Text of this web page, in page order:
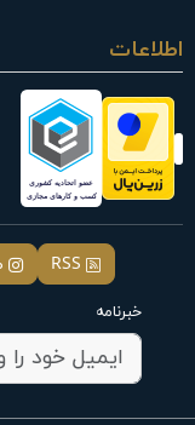
اطلاعات
RSS
خبرنامه